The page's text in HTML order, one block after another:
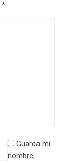
*
Guarda mi
nombre,